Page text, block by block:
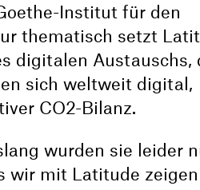
Institut für den
thematisch setzt
digitalen Austauschs,
sich weltweit digital,
CO2-Bilanz.
wurden sie leider
wir mit Latitude zeigen